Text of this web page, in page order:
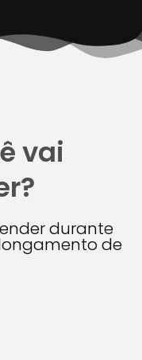
vai
durante
de